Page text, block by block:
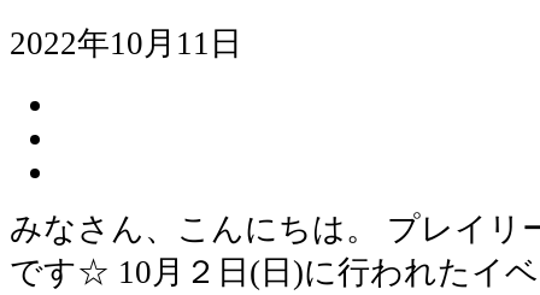
2022年10月11日
みなさん、こんにちは。 プレイリ
です☆ 10月２日(日)に行われたイ